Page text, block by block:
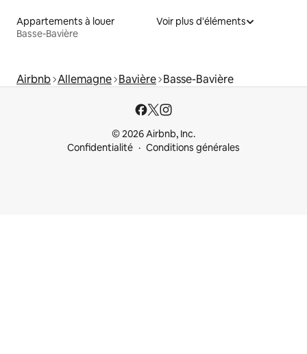
Appartements à louer
Basse-Bavière
Voir plus d'éléments
Airbnb Allemagne Bavière Basse-Bavière
© 2026 Airbnb, Inc.
Confidentialité
Conditions générales